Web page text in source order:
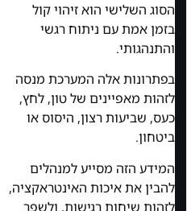
הסוג השלישי הוא זיהוי קול
בזמן אמת עם ניתוח רגשי
והתנהגותי.
בפתרונות אלה המערכת מנסה
לזהות מאפיינים של טון, לחץ,
כעס, שביעות רצון, היסוס או
ביטחון.
המידע הזה מסייע למנהלים
להבין את איכות האינטראקציה,
לזהות שיחות רגישות, ולשפר